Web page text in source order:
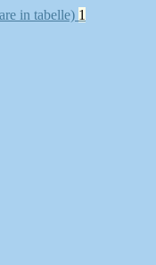
in tabelle) 1